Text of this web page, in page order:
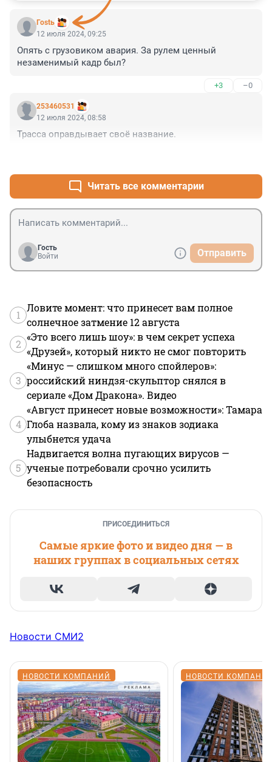
Гоstь
12 июля 2024, 09:25
Опять с грузовиком авария. За рулем ценный
незаменимый кадр был?
+3 –0
253460531
12 июля 2024, 08:58
Трасса оправдывает своё название.
Читать все комментарии
Гость
Войти
Отправить
1
Ловите момент: что принесет вам полное
солнечное затмение 12 августа
2
«Это всего лишь шоу»: в чем секрет успеха
«Друзей», который никто не смог повторить
3
«Минус — слишком много спойлеров»:
российский ниндзя-скульптор снялся в
сериале «Дом Дракона». Видео
4
«Август принесет новые возможности»: Тамара
Глоба назвала, кому из знаков зодиака
улыбнется удача
5
Надвигается волна пугающих вирусов —
ученые потребовали срочно усилить
безопасность
ПРИСОЕДИНИТЬСЯ
Самые яркие фото и видео дня — в
наших группах в социальных сетях
Новости СМИ2
НОВОСТИ КОМПАНИЙ НОВОСТИ